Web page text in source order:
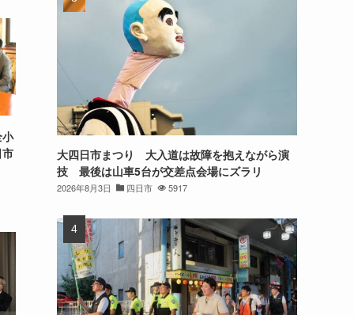
大四日市まつり 大入道は故障を抱えながら演
技 最後は山車5台が交差点会場にズラリ
2026年8月3日 四日市 5917